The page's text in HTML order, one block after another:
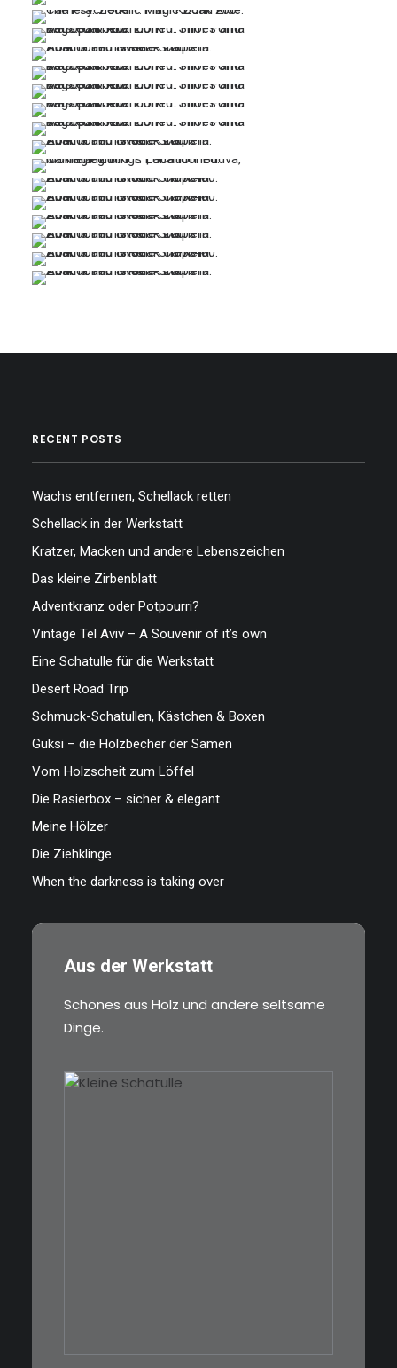
…
…
…
…
…
…
…
…
…
…
…
…
…
…
RECENT POSTS
Wachs entfernen, Schellack retten
Schellack in der Werkstatt
Kratzer, Macken und andere Lebenszeichen
Das kleine Zirbenblatt
Adventkranz oder Potpourri?
Vintage Tel Aviv – A Souvenir of it’s own
Eine Schatulle für die Werkstatt
Desert Road Trip
Schmuck-Schatullen, Kästchen & Boxen
Guksi – die Holzbecher der Samen
Vom Holzscheit zum Löffel
Die Rasierbox – sicher & elegant
Meine Hölzer
Die Ziehklinge
When the darkness is taking over
Aus der Werkstatt
Schönes aus Holz und andere seltsame
Dinge.